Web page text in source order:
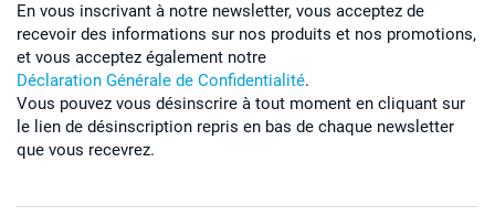
En vous inscrivant à notre newsletter, vous acceptez de
recevoir des informations sur nos produits et nos promotions,
et vous acceptez également notre
Déclaration Générale de Confidentialité.
Vous pouvez vous désinscrire à tout moment en cliquant sur
le lien de désinscription repris en bas de chaque newsletter
que vous recevrez.